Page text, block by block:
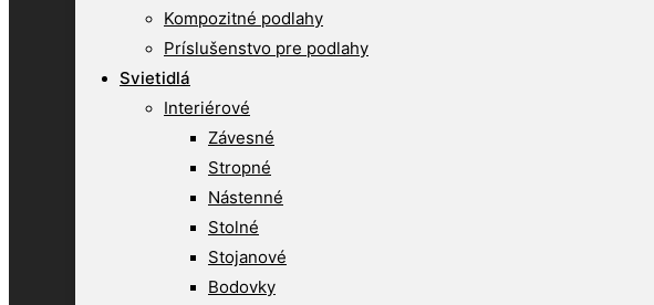
Kompozitné podlahy
Príslušenstvo pre podlahy
Svietidlá
Interiérové
Závesné
Stropné
Nástenné
Stolné
Stojanové
Bodovky